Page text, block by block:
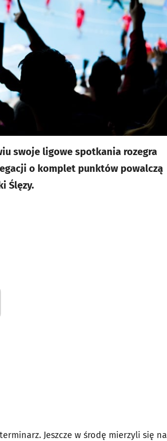
swoje ligowe spotkania rozegra
o komplet punktów powalczą
Ślęzy.
Jeszcze w środę mierzyli się na